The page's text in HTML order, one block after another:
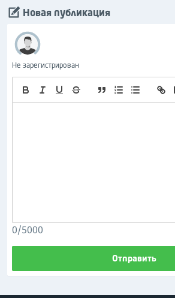
Новая публикация
Не зарегистрирован
0/5000
Отправить